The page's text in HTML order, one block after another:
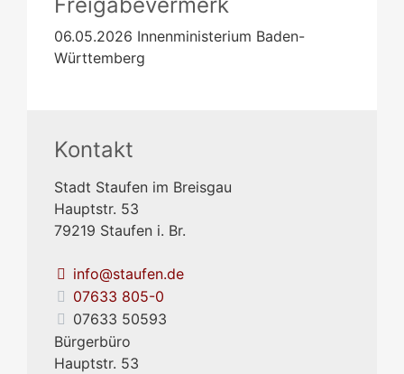
06.05.2026 Innenministerium Baden-
Württemberg
Kontakt
Stadt Staufen im Breisgau
Hauptstr. 53
79219 Staufen i. Br.
info@staufen.de
07633 805-0
07633 50593
Bürgerbüro
Hauptstr. 53